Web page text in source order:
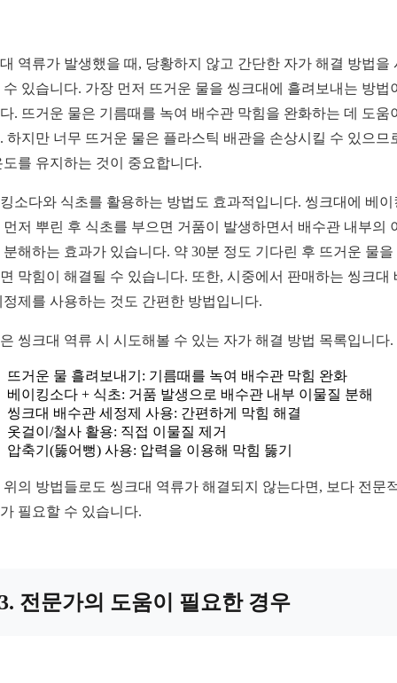
역류가 발생했을 때, 당황하지 않고 간단한 자가 해결 방법을
수 있습니다. 가장 먼저 뜨거운 물을 씽크대에 흘려보내는 방법
. 뜨거운 물은 기름때를 녹여 배수관 막힘을 완화하는 데 도움
하지만 너무 뜨거운 물은 플라스틱 배관을 손상시킬 수 있으므
도를 유지하는 것이 중요합니다.
소다와 식초를 활용하는 방법도 효과적입니다. 씽크대에 베이
먼저 뿌린 후 식초를 부으면 거품이 발생하면서 배수관 내부의
분해하는 효과가 있습니다. 약 30분 정도 기다린 후 뜨거운 물을
막힘이 해결될 수 있습니다. 또한, 시중에서 판매하는 씽크대
정제를 사용하는 것도 간편한 방법입니다.
씽크대 역류 시 시도해볼 수 있는 자가 해결 방법 목록입니다.
뜨거운 물 흘려보내기: 기름때를 녹여 배수관 막힘 완화
베이킹소다 + 식초: 거품 발생으로 배수관 내부 이물질 분해
씽크대 배수관 세정제 사용: 간편하게 막힘 해결
옷걸이/철사 활용: 직접 이물질 제거
압축기(뚫어뻥) 사용: 압력을 이용해 막힘 뚫기
위의 방법들로도 씽크대 역류가 해결되지 않는다면, 보다 전문
필요할 수 있습니다.
전문가의 도움이 필요한 경우